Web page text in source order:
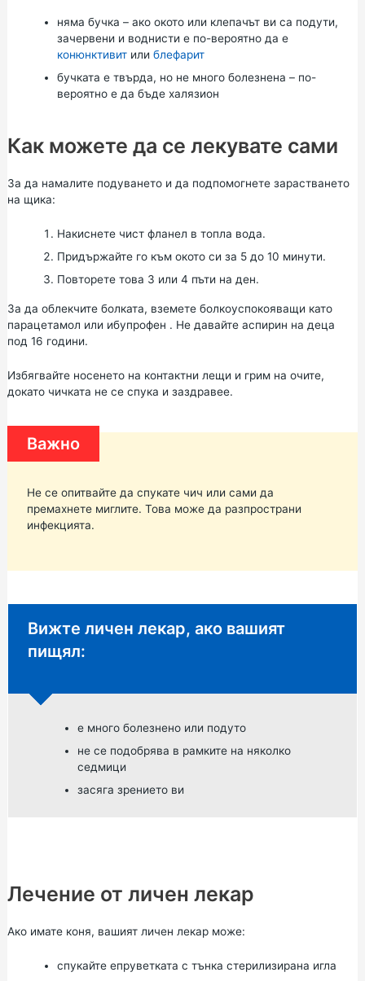
няма бучка – ако окото или клепачът ви са подути,
зачервени и воднисти е по-вероятно да е
конюнктивитили блефарит
бучката е твърда, но не много болезнена – по-
вероятно е да бъде халязион
Как можете да се лекувате сами
За да намалите подуването и да подпомогнете зарастването
на щика:
Накиснете чист фланел в топла вода.
Придържайте го към окото си за 5 до 10 минути.
Повторете това 3 или 4 пъти на ден.
За да облекчите болката, вземете болкоуспокояващи като
парацетамол или ибупрофен . Не давайте аспирин на деца
под 16 години.
Избягвайте носенето на контактни лещи и грим на очите,
докато чичката не се спука и заздравее.
Важно
Не се опитвайте да спукате чич или сами да
премахнете миглите. Това може да разпространи
инфекцията.
Неспешни съвети:
Вижте личен лекар, ако вашият
пищял:
е много болезнено или подуто
не се подобрява в рамките на няколко
седмици
засяга зрението ви
Лечение от личен лекар
Ако имате коня, вашият личен лекар може:
спукайте епруветката с тънка стерилизирана игла